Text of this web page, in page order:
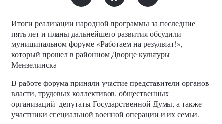
Итоги реализации народной программы за последние
пять лет и планы дальнейшего развития обсудили
муниципальном форуме «Работаем на результат!»,
который прошел в районном Дворце культуры
Мензелинска
В работе форума приняли участие представители органов
власти, трудовых коллективов, общественных
организаций, депутаты Государственной Думы, а также
участники специальной военной операции и их семьи.